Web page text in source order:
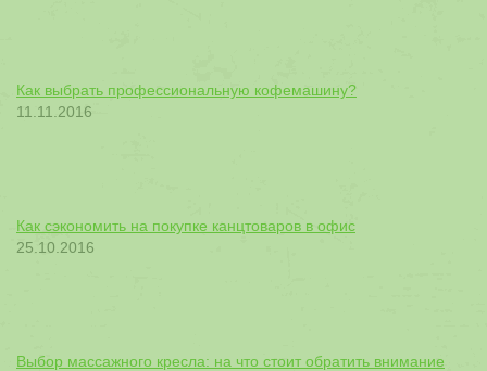
Как выбрать профессиональную кофемашину?
11.11.2016
Как сэкономить на покупке канцтоваров в офис
25.10.2016
Выбор массажного кресла: на что стоит обратить внимание